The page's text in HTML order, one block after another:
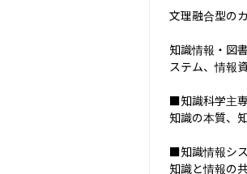
文理融合型の
知識情報・図
ステム、情報
■知識科学主
知識の本質、
■知識情報シ
知識と情報の